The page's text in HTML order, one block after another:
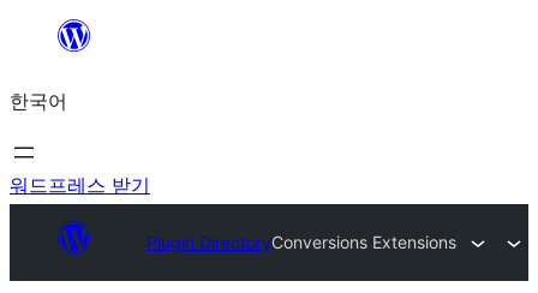
츠
로
바
기
한국어
워드프레스 받기
Plugin DirectoryConversions Extensions